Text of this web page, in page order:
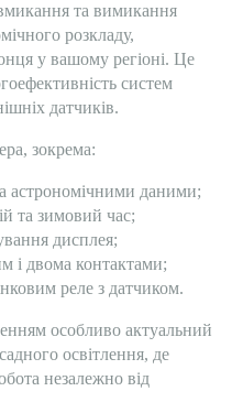
та вимикання
розкладу,
у вашому регіоні. Це
систем
датчиків.
зокрема:
астрономічними даними;
та зимовий час;
дисплея;
і двома контактами;
реле з датчиком.
особливо актуальний
освітлення, де
незалежно від